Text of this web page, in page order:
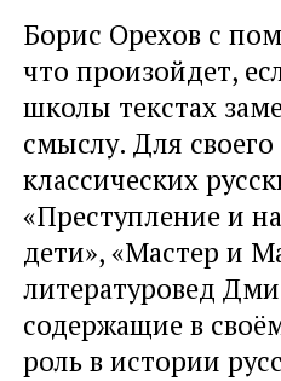
Борис Орехов с
что произойдет,
школы текстах
смыслу. Для
классических
«Преступление и
дети», «Мастер и
литературовед
содержащие в
роль в истории